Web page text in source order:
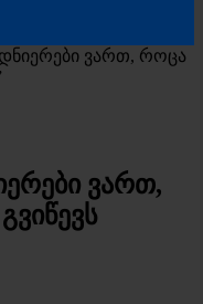
ვართ, როცა
ვართ,